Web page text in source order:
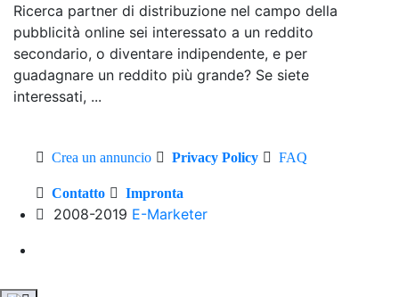
Ricerca partner di distribuzione nel campo della
pubblicità online sei interessato a un reddito
secondario, o diventare indipendente, e per
guadagnare un reddito più grande? Se siete
interessati, ...
Crea un annuncio Privacy Policy FAQ
Contatto Impronta
2008-2019 E-Marketer